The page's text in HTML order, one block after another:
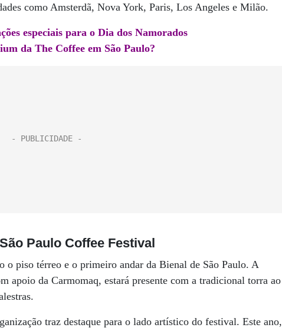
como Amsterdã, Nova York, Paris, Los Angeles e Milão.
especiais para o Dia dos Namorados
da The Coffee em São Paulo?
Paulo Coffee Festival
o piso térreo e o primeiro andar da Bienal de São Paulo. A
apoio da Carmomaq, estará presente com a tradicional torra ao
traz destaque para o lado artístico do festival. Este ano,